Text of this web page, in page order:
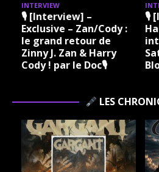
INTERVIEW
🎙 [Interview] –
Exclusive – Zan/Cody :
le grand retour de
Zinny J. Zan & Harry
Cody ! par le Doc🎙
🎙
LES